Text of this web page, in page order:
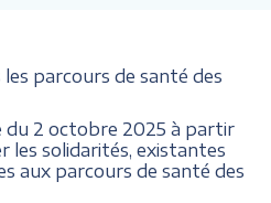
parcours de santé des
du 2 octobre 2025 à partir
les solidarités, existantes
aux parcours de santé des